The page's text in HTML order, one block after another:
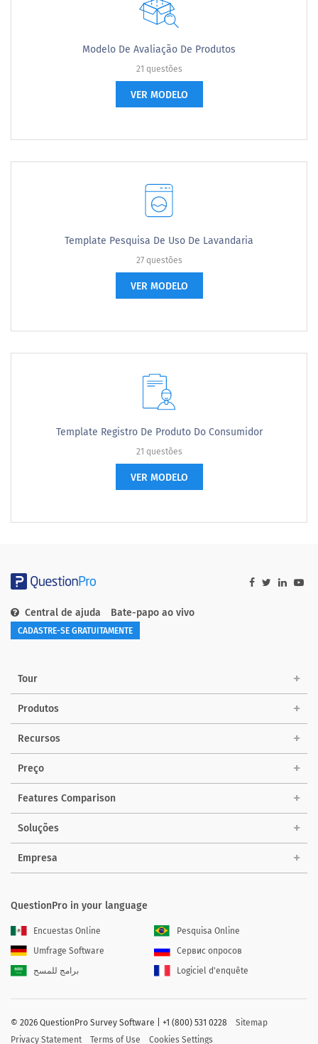
Modelo De Avaliação De Produtos
21 questões
VER MODELO
Template Pesquisa De Uso De Lavandaria
27 questões
VER MODELO
Template Registro De Produto Do Consumidor
21 questões
VER MODELO
Central de ajuda Bate-papo ao vivo
CADASTRE-SE GRATUITAMENTE
Tour
Produtos
Recursos
Preço
Features Comparison
Soluções
Empresa
QuestionPro in your language
Encuestas Online
Pesquisa Online
Umfrage Software
Сервис опросов
برامج للمسح
Logiciel d'enquête
© 2026 QuestionPro Survey Software | +1 (800) 531 0228
Sitemap
Privacy Statement
Terms of Use Cookies Settings